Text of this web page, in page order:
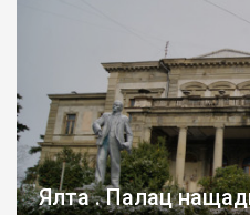
Ялта . Палац